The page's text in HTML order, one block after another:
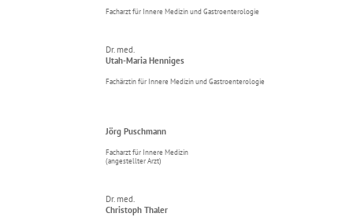
Facharzt für Innere Medizin und Gastroenterologie
Dr. med.
Utah-Maria Henniges
Fachärztin für Innere Medizin und Gastroenterologie
Jörg Puschmann
Facharzt für Innere Medizin
(angestellter Arzt)
Dr. med.
Christoph Thaler